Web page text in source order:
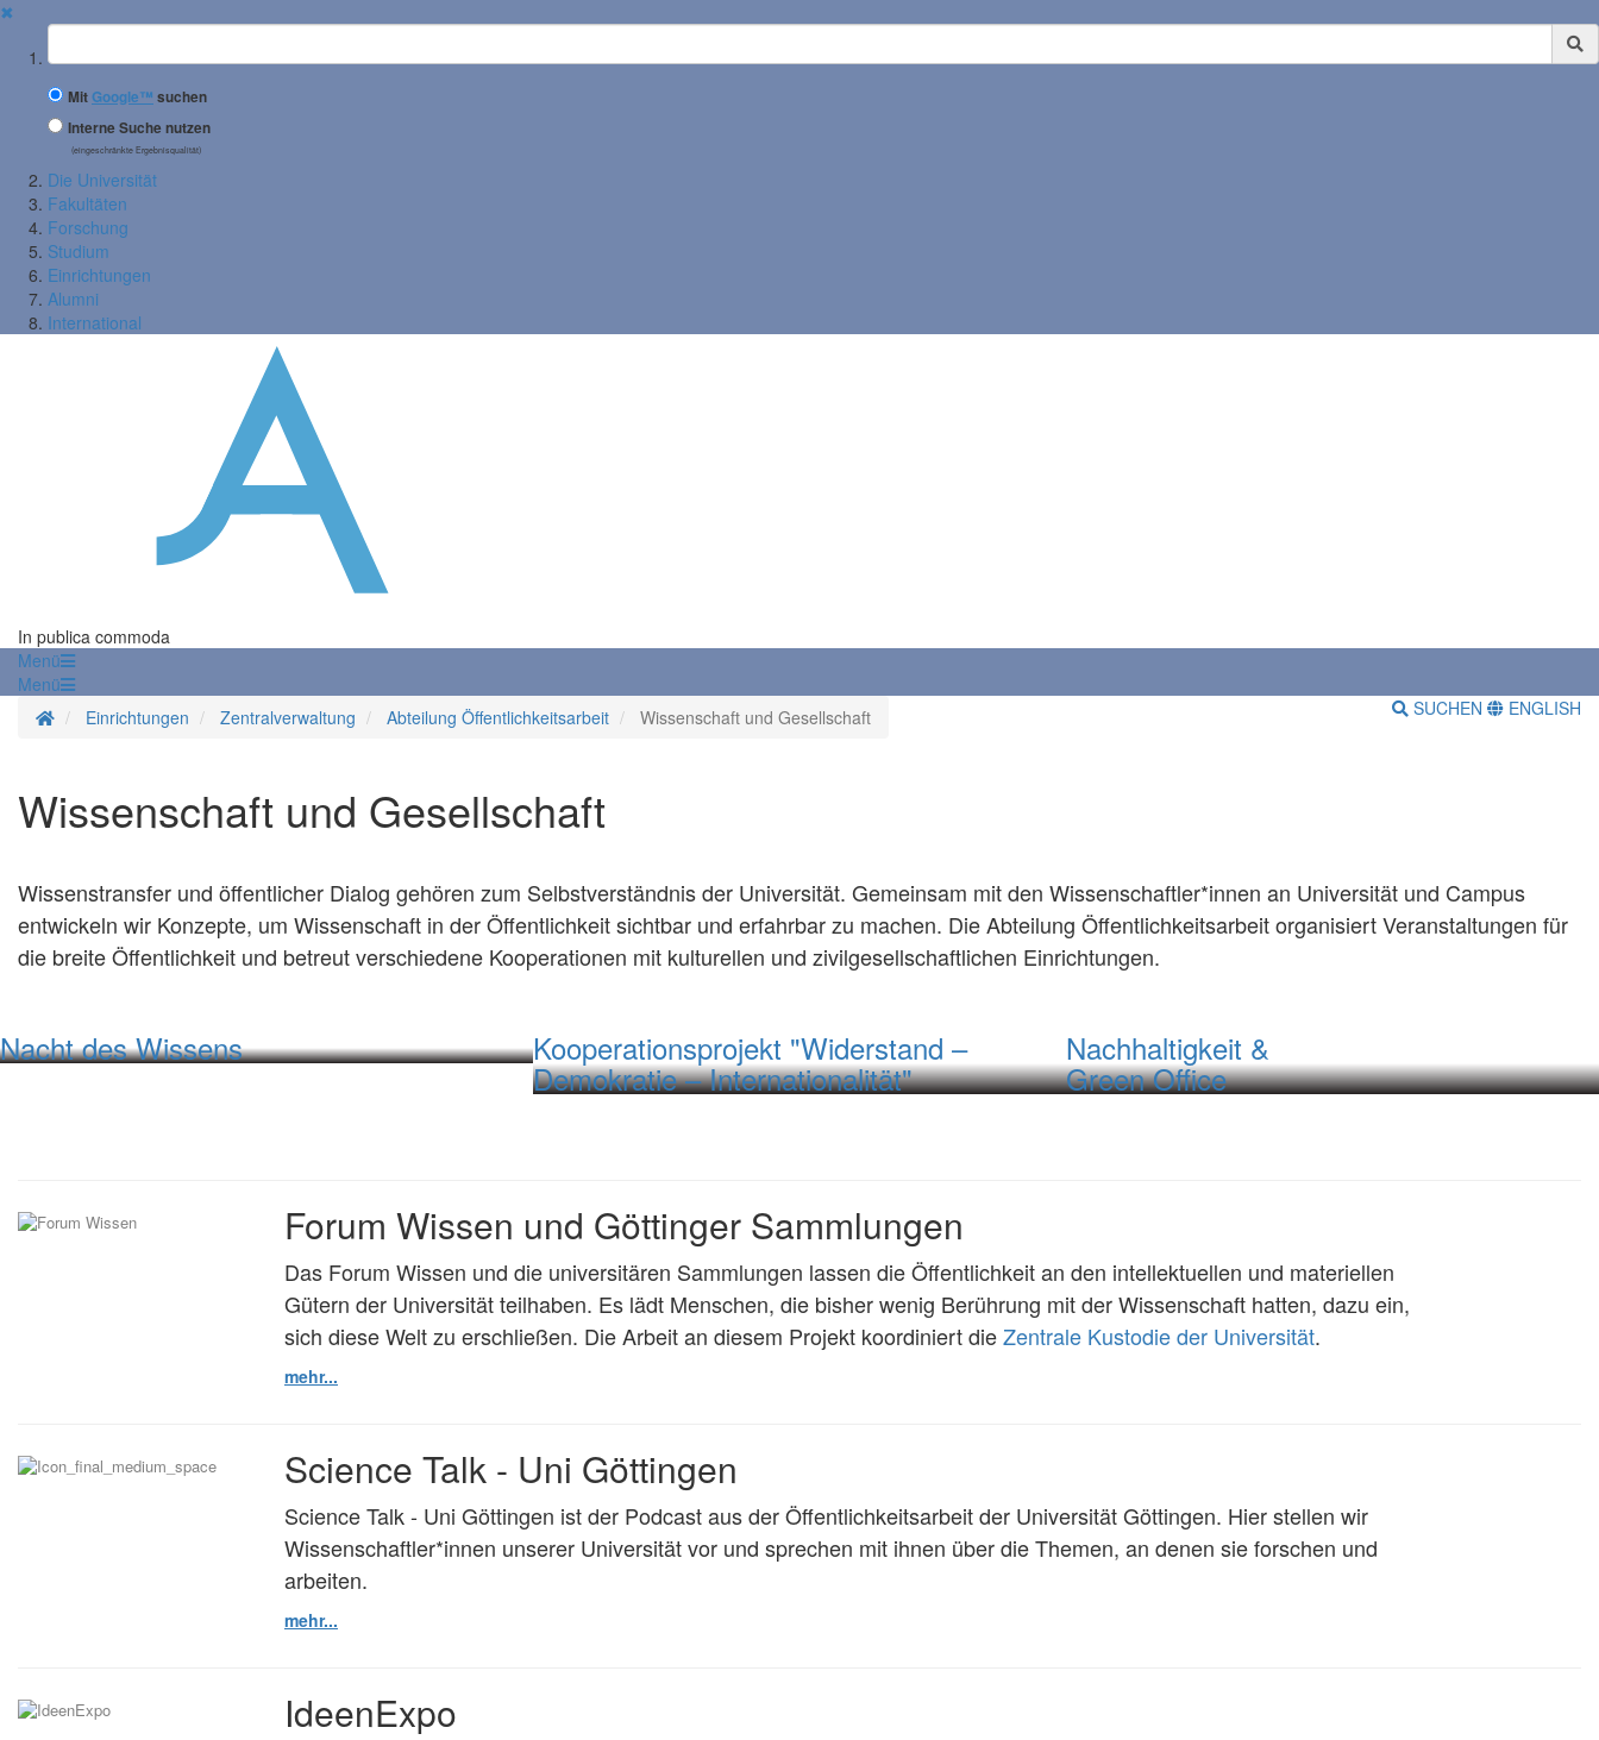
✖
Suchbegriff
MitGoogle™ suchen
Interne Suche nutzen
(eingeschränkte Ergebnisqualität)
Die Universität
Fakultäten
Forschung
Studium
Einrichtungen
Alumni
International
In publica commoda
Menü
Menü
StartseiteEinrichtungen Zentralverwaltung Abteilung Öffentlichkeitsarbeit Wissenschaft und Gesellschaft SUCHEN ENGLISH
Wissenschaft und Gesellschaft
Wissenstransfer und öffentlicher Dialog gehören zum Selbstverständnis der Universität. Gemeinsam mit den Wissenschaftler*innen an Universität und Campus
entwickeln wir Konzepte, um Wissenschaft in der Öffentlichkeit sichtbar und erfahrbar zu machen. Die Abteilung Öffentlichkeitsarbeit organisiert Veranstaltungen für
die breite Öffentlichkeit und betreut verschiedene Kooperationen mit kulturellen und zivilgesellschaftlichen Einrichtungen.
Nacht des Wissens Kooperationsprojekt "Widerstand –
Demokratie – Internationalität"
Nachhaltigkeit &
Green Office
Forum Wissen und Göttinger Sammlungen
Das Forum Wissen und die universitären Sammlungen lassen die Öffentlichkeit an den intellektuellen und materiellen
Gütern der Universität teilhaben. Es lädt Menschen, die bisher wenig Berührung mit der Wissenschaft hatten, dazu ein,
sich diese Welt zu erschließen. Die Arbeit an diesem Projekt koordiniert dieZentrale Kustodie der Universität.
mehr...
Science Talk - Uni Göttingen
Science Talk - Uni Göttingen ist der Podcast aus der Öffentlichkeitsarbeit der Universität Göttingen. Hier stellen wir
Wissenschaftler*innen unserer Universität vor und sprechen mit ihnen über die Themen, an denen sie forschen und
arbeiten.
mehr...
IdeenExpo